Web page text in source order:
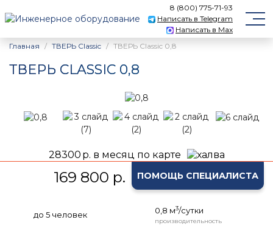
8 (800) 775-71-93
Написать в Telegram
Написать в Max
Главная
ТВЕРЬ Classic ТВЕРЬ Classic 0,8
ТВЕРЬ CLASSIC 0,8
28300 р. в месяц по карте
169 800 р. ПОМОЩЬ СПЕЦИАЛИСТА
до 5 человек 0,8 м3/сутки
производительность